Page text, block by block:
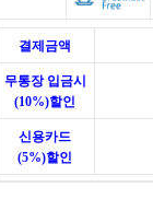
결제금액
무통장 입금시
(10%)할인
신용카드
(5%)할인